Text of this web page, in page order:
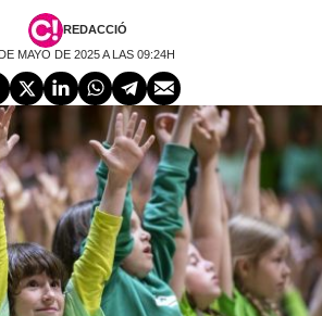
REDACCIÓ
MAYO DE 2025 A LAS 09:24H